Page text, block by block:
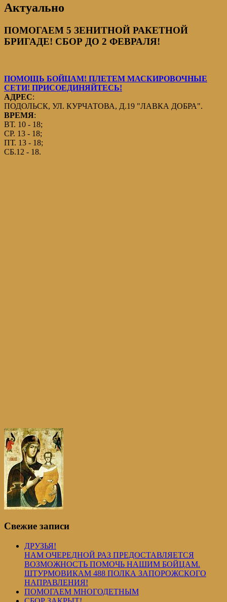
Актуально
ПОМОГАЕМ 5 ЗЕНИТНОЙ РАКЕТНОЙ
БРИГАДЕ! СБОР ДО 2 ФЕВРАЛЯ!
ПОМОЩЬ БОЙЦАМ! ПЛЕТЕМ МАСКИРОВОЧНЫЕ
СЕТИ! ПРИСОЕДИНЯЙТЕСЬ!
АДРЕС:
ПОДОЛЬСК, УЛ. КУРЧАТОВА, Д.19 "ЛАВКА ДОБРА".
ВРЕМЯ:
ВТ. 10 - 18;
СР. 13 - 18;
ПТ. 13 - 18;
СБ.12 - 18.
Свежие записи
ДРУЗЬЯ!
НАМ ОЧЕРЕДНОЙ РАЗ ПРЕДОСТАВЛЯЕТСЯ
ВОЗМОЖНОСТЬ ПОМОЧЬ НАШИМ БОЙЦАМ.
ШТУРМОВИКАМ 488 ПОЛКА ЗАПОРОЖСКОГО
НАПРАВЛЕНИЯ!
ПОМОГАЕМ МНОГОДЕТНЫМ